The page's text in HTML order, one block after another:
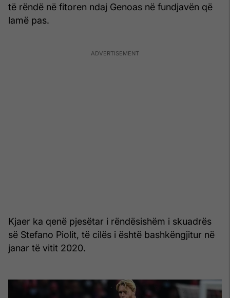
të rëndë në fitoren ndaj Genoas në fundjavën që
lamë pas.
Kjaer ka qenë pjesëtar i rëndësishëm i skuadrës
së Stefano Piolit, të cilës i është bashkëngjitur në
janar të vitit 2020.